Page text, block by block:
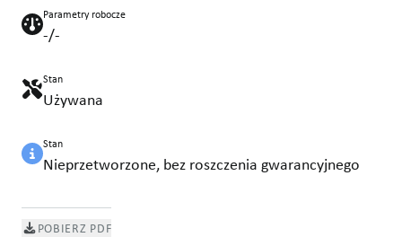
Parametry robocze
-/-
Stan
Używana
Stan
Nieprzetworzone, bez roszczenia gwarancyjnego
POBIERZ PDF